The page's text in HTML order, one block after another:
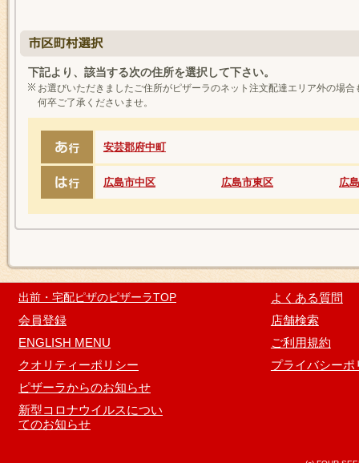
下記より、該当する次の住所を選択して下さい。
お選びいただきましたご住所がピザーラのネット注文配達エリア外の場合
何卒ご了承くださいませ。
安芸郡府中町
広島市中区 広島市東区 広
出前・宅配ピザのピザーラTOP
よくある質問
会員登録
店舗検索
ENGLISH MENU
ご利用規約
クオリティーポリシー
プライバシーポ
ピザーラからのお知らせ
新型コロナウイルスについ
てのお知らせ